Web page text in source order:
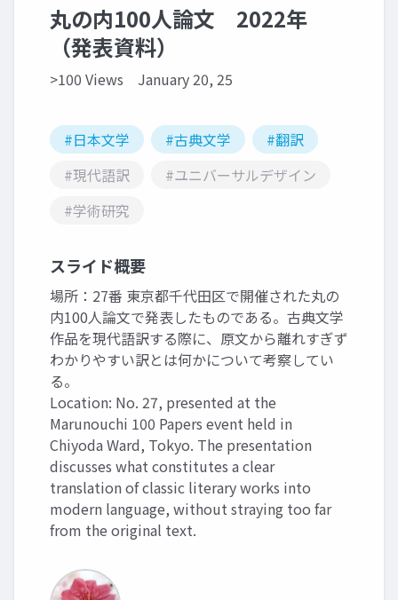
丸の内100人論文 2022年
（発表資料）
>100 Views January 20, 25
#日本文学 #古典文学
#翻訳
#現代語訳
#ユニバーサルデザイン
#学術研究
スライド概要
場所：27番 東京都千代田区で開催された丸の
内100人論文で発表したものである。古典文学
作品を現代語訳する際に、原文から離れすぎず
わかりやすい訳とは何かについて考察してい
る。
Location: No. 27, presented at the
Marunouchi 100 Papers event held in
Chiyoda Ward, Tokyo. The presentation
discusses what constitutes a clear
translation of classic literary works into
modern language, without straying too far
from the original text.